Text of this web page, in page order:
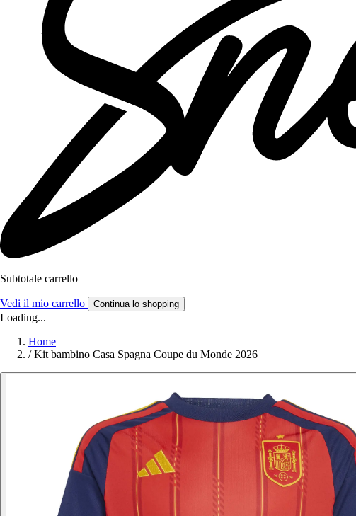
Subtotale carrello
Vedi il mio carrello Continua lo shopping
Loading...
Home
/ Kit bambino Casa Spagna Coupe du Monde 2026